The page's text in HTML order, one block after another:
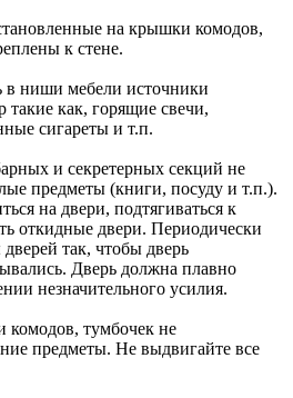
на крышки комодов,
к стене.
в ниши мебели источники
такие как, горящие свечи,
сигареты и т.п.
и секретерных секций не
предметы (книги, посуду и т.п.).
на двери, подтягиваться к
откидные двери. Периодически
так, чтобы дверь
Дверь должна плавно
незначительного усилия.
тумбочек не
предметы. Не выдвигайте все